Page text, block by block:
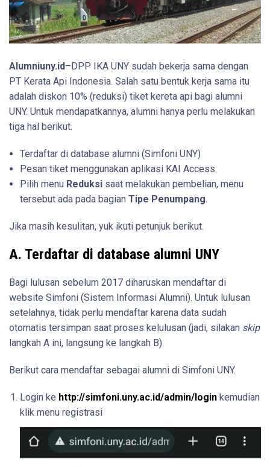
Alumniuny.id–DPP IKA UNY sudah bekerja sama dengan
PT Kerata Api Indonesia. Salah satu bentuk kerja sama itu
adalah diskon 10% (reduksi) tiket kereta api bagi alumni
UNY. Untuk mendapatkannya, alumni hanya perlu melakukan
tiga hal berikut.
Terdaftar di database alumni (Simfoni UNY)
Pesan tiket menggunakan aplikasi KAI Access
Pilih menu Reduksi saat melakukan pembelian, menu
tersebut ada pada bagian Tipe Penumpang.
Jika masih kesulitan, yuk ikuti petunjuk berikut.
A. Terdaftar di database alumni UNY
Bagi lulusan sebelum 2017 diharuskan mendaftar di
website Simfoni (Sistem Informasi Alumni). Untuk lulusan
setelahnya, tidak perlu mendaftar karena data sudah
otomatis tersimpan saat proses kelulusan (jadi, silakan skip
langkah A ini, langsung ke langkah B).
Berikut cara mendaftar sebagai alumni di Simfoni UNY.
Login ke http://simfoni.uny.ac.id/admin/login kemudian
klik menu registrasi